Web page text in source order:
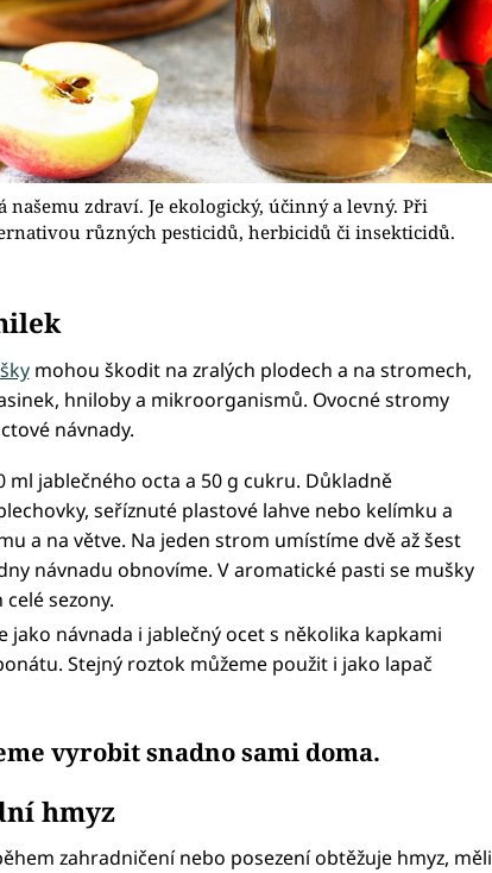
našemu zdraví. Je ekologický, účinný a levný. Při
různých pesticidů, herbicidů či insekticidů.
mohou škodit na zralých plodech a na stromech,
hniloby a mikroorganismů. Ovocné stromy
návnady.
ml jablečného octa a 50 g cukru. Důkladně
seříznuté plastové lahve nebo kelímku a
a na větve. Na jeden strom umístíme dvě až šest
návnadu obnovíme. V aromatické pasti se mušky
sezony.
jako návnada i jablečný ocet s několika kapkami
Stejný roztok můžeme použit i jako lapač
vyrobit snadno sami doma.
hmyz
zahradničení nebo posezení obtěžuje hmyz, měli